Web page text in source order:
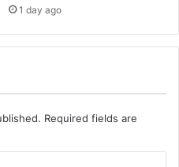
1 day ago
Required fields are